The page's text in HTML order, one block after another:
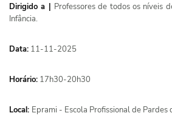
Dirigido a | Professores de todos os níveis
Infância.
Data: 11-11-2025
Horário: 17h30-20h30
Local: Eprami - Escola Profissional de Pardes